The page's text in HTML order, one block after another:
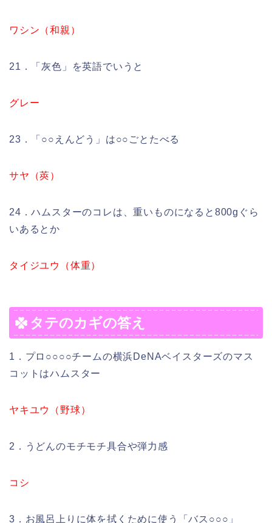
ワシン（和親）
21．「灰色」を英語でいうと
グレー
23．「○○えんどう」は○○ごとたべる
サヤ（莢）
24．ハムスターのコレは、重いものになると800gぐら
いあるとか
タイジユウ（体重）
タテのカギの答え
1．プロ○○○○チームの横浜DeNAベイスターズのマス
コットはハムスター
ヤキユウ（野球）
2．うどんのモチモチ具合や弾力感
コシ
3．お風呂上りに体を拭くために使う「バス○○○」